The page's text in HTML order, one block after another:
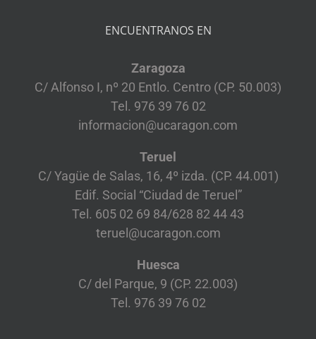
ENCUENTRANOS EN
Zaragoza
C/ Alfonso I, nº 20 Entlo. Centro (CP. 50.003)
Tel. 976 39 76 02
informacion@ucaragon.com
Teruel
C/ Yagüe de Salas, 16, 4º izda. (CP. 44.001)
Edif. Social “Ciudad de Teruel”
Tel. 605 02 69 84/628 82 44 43
teruel@ucaragon.com
Huesca
C/ del Parque, 9 (CP. 22.003)
Tel. 976 39 76 02